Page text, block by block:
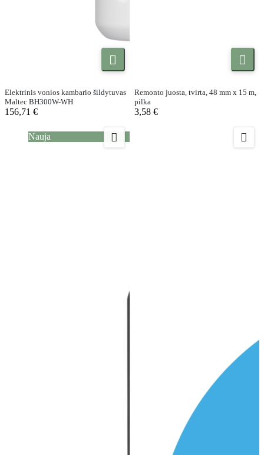

Elektrinis vonios kambario šildytuvas
Maltec BH300W-WH
156,71 €

Remonto juosta, tvirta, 48 mm x 15 m,
pilka
3,58 €
Nauja  